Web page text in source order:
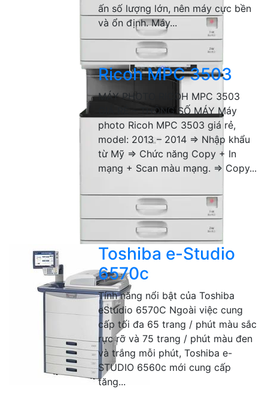
ấn số lượng lớn, nên máy cực bền
và ổn định. Máy...
Ricoh MPC 3503
MÁY PHOTO RICOH MPC 3503
GIÁ RẺ – THÔNG SỐ MÁY Máy
photo Ricoh MPC 3503 giá rẻ,
model: 2013 – 2014 => Nhập khẩu
từ Mỹ => Chức năng Copy + In
mạng + Scan màu mạng. => Copy...
Toshiba e-Studio
6570c
Tính năng nổi bật của Toshiba
eStudio 6570C Ngoài việc cung
cấp tối đa 65 trang / phút màu sắc
rực rỡ và 75 trang / phút màu đen
và trắng mỗi phút, Toshiba e-
STUDIO 6560c mới cung cấp
tăng...